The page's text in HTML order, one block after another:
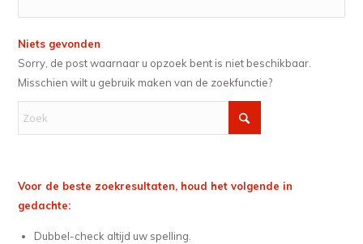
Niets gevonden
Sorry, de post waarnaar u opzoek bent is niet beschikbaar.
Misschien wilt u gebruik maken van de zoekfunctie?
Voor de beste zoekresultaten, houd het volgende in
gedachte:
Dubbel-check altijd uw spelling.